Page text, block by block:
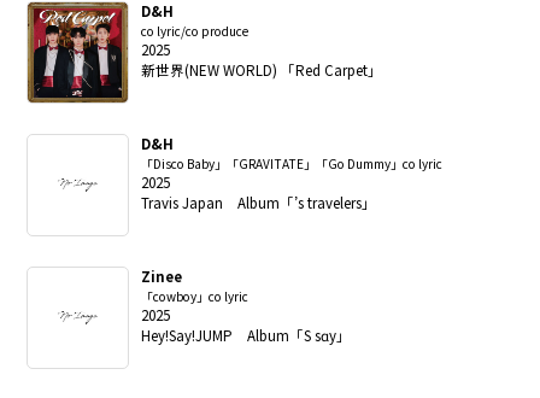
D&H
co lyric/co produce
2025
新世界(NEW WORLD) 「Red Carpet」
D&H
「Disco Baby」「GRAVITATE」「Go Dummy」co lyric
2025
Travis Japan Album「’s travelers」
Zinee
「cowboy」co lyric
2025
Hey!Say!JUMP Album「S sɑy」